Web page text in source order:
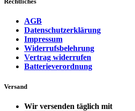
AGB
Datenschutzerklärung
Impressum
Widerrufsbelehrung
Vertrag widerrufen
Batterieverordnung
Versand
Wir versenden täglich mit